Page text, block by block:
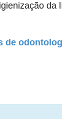
de